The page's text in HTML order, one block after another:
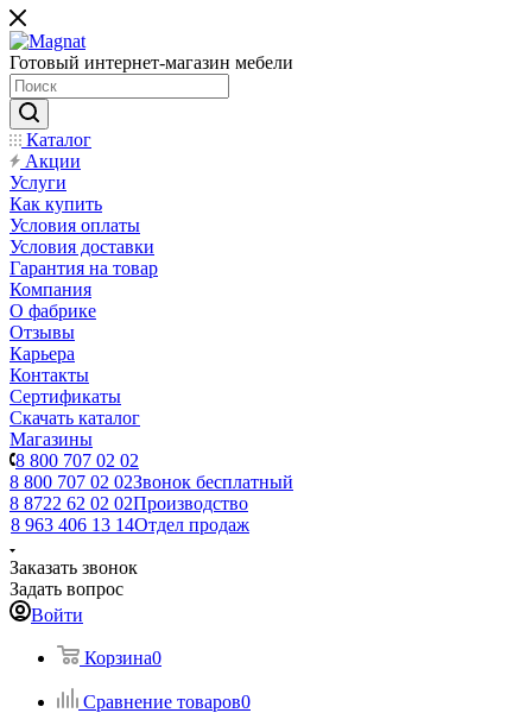
Готовый интернет-магазин мебели
Каталог
Акции
Услуги
Как купить
Условия оплаты
Условия доставки
Гарантия на товар
Компания
О фабрике
Отзывы
Карьера
Контакты
Сертификаты
Скачать каталог
Магазины
8 800 707 02 02
8 800 707 02 02Звонок бесплатный
8 8722 62 02 02Производство
8 963 406 13 14Отдел продаж
Заказать звонок
Задать вопрос
Войти
Корзина0
Сравнение товаров0